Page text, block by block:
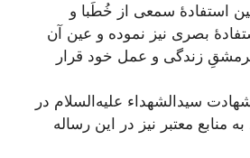
استفادۀ سمعی از خُطَبا و
بصری نیز نموده و عین آن
زندگی و عمل خود قرار
سیدالشهداء علیه‌السلام در
منابع معتبر نیز در این رساله